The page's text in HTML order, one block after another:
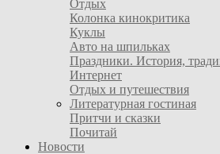
Отдых
Колонка кинокритика
Куклы
Авто на шпильках
Праздники. История,
Интернет
Отдых и путешествия
Литературная гостиная
Притчи и сказки
Почитай
Новости